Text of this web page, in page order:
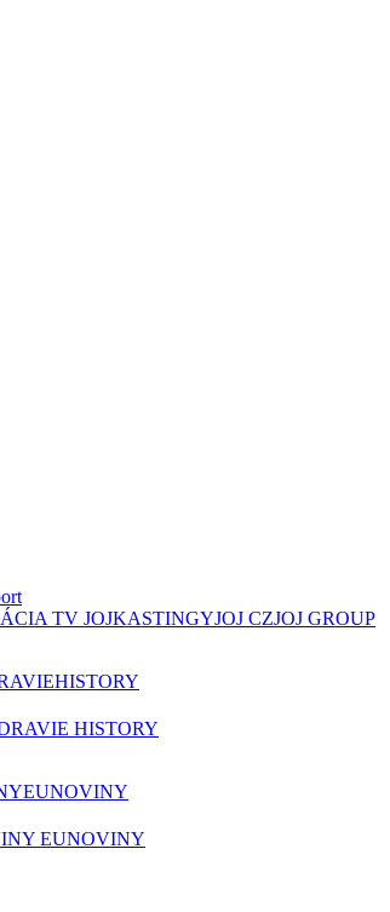
TV JOJKASTINGYJOJ CZJOJ GROUP
HISTORY
HISTORY
EUNOVINY
EUNOVINY